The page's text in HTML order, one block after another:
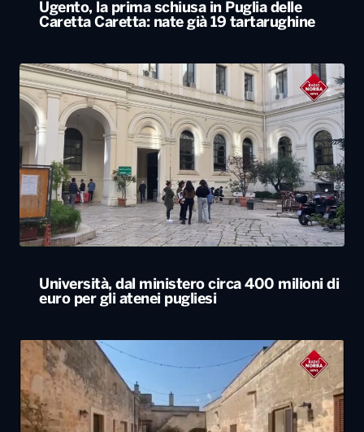
Ugento, la prima schiusa in Puglia delle
Caretta Caretta: nate già 19 tartarughine
Università, dal ministero circa 400 milioni di
euro per gli atenei pugliesi